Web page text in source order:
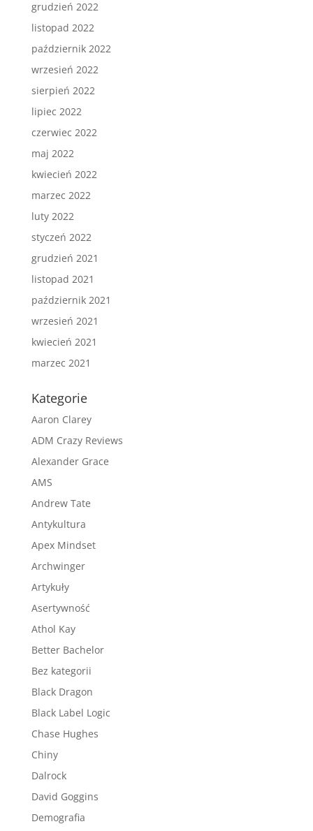
grudzień 2022
listopad 2022
październik 2022
wrzesień 2022
sierpień 2022
lipiec 2022
czerwiec 2022
maj 2022
kwiecień 2022
marzec 2022
luty 2022
styczeń 2022
grudzień 2021
listopad 2021
październik 2021
wrzesień 2021
kwiecień 2021
marzec 2021
Kategorie
Aaron Clarey
ADM Crazy Reviews
Alexander Grace
AMS
Andrew Tate
Antykultura
Apex Mindset
Archwinger
Artykuły
Asertywność
Athol Kay
Better Bachelor
Bez kategorii
Black Dragon
Black Label Logic
Chase Hughes
Chiny
Dalrock
David Goggins
Demografia